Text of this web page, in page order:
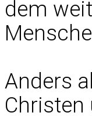
dem
Anders